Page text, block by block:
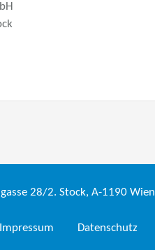
28/2. Stock, A-1190 Wien
Impressum Datenschutz